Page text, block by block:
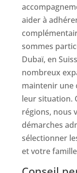
aider à
sommes
Dubaï, en
nombreux
maintenir une
leur situation.
régions, nous
démarches
sélectionner
et votre